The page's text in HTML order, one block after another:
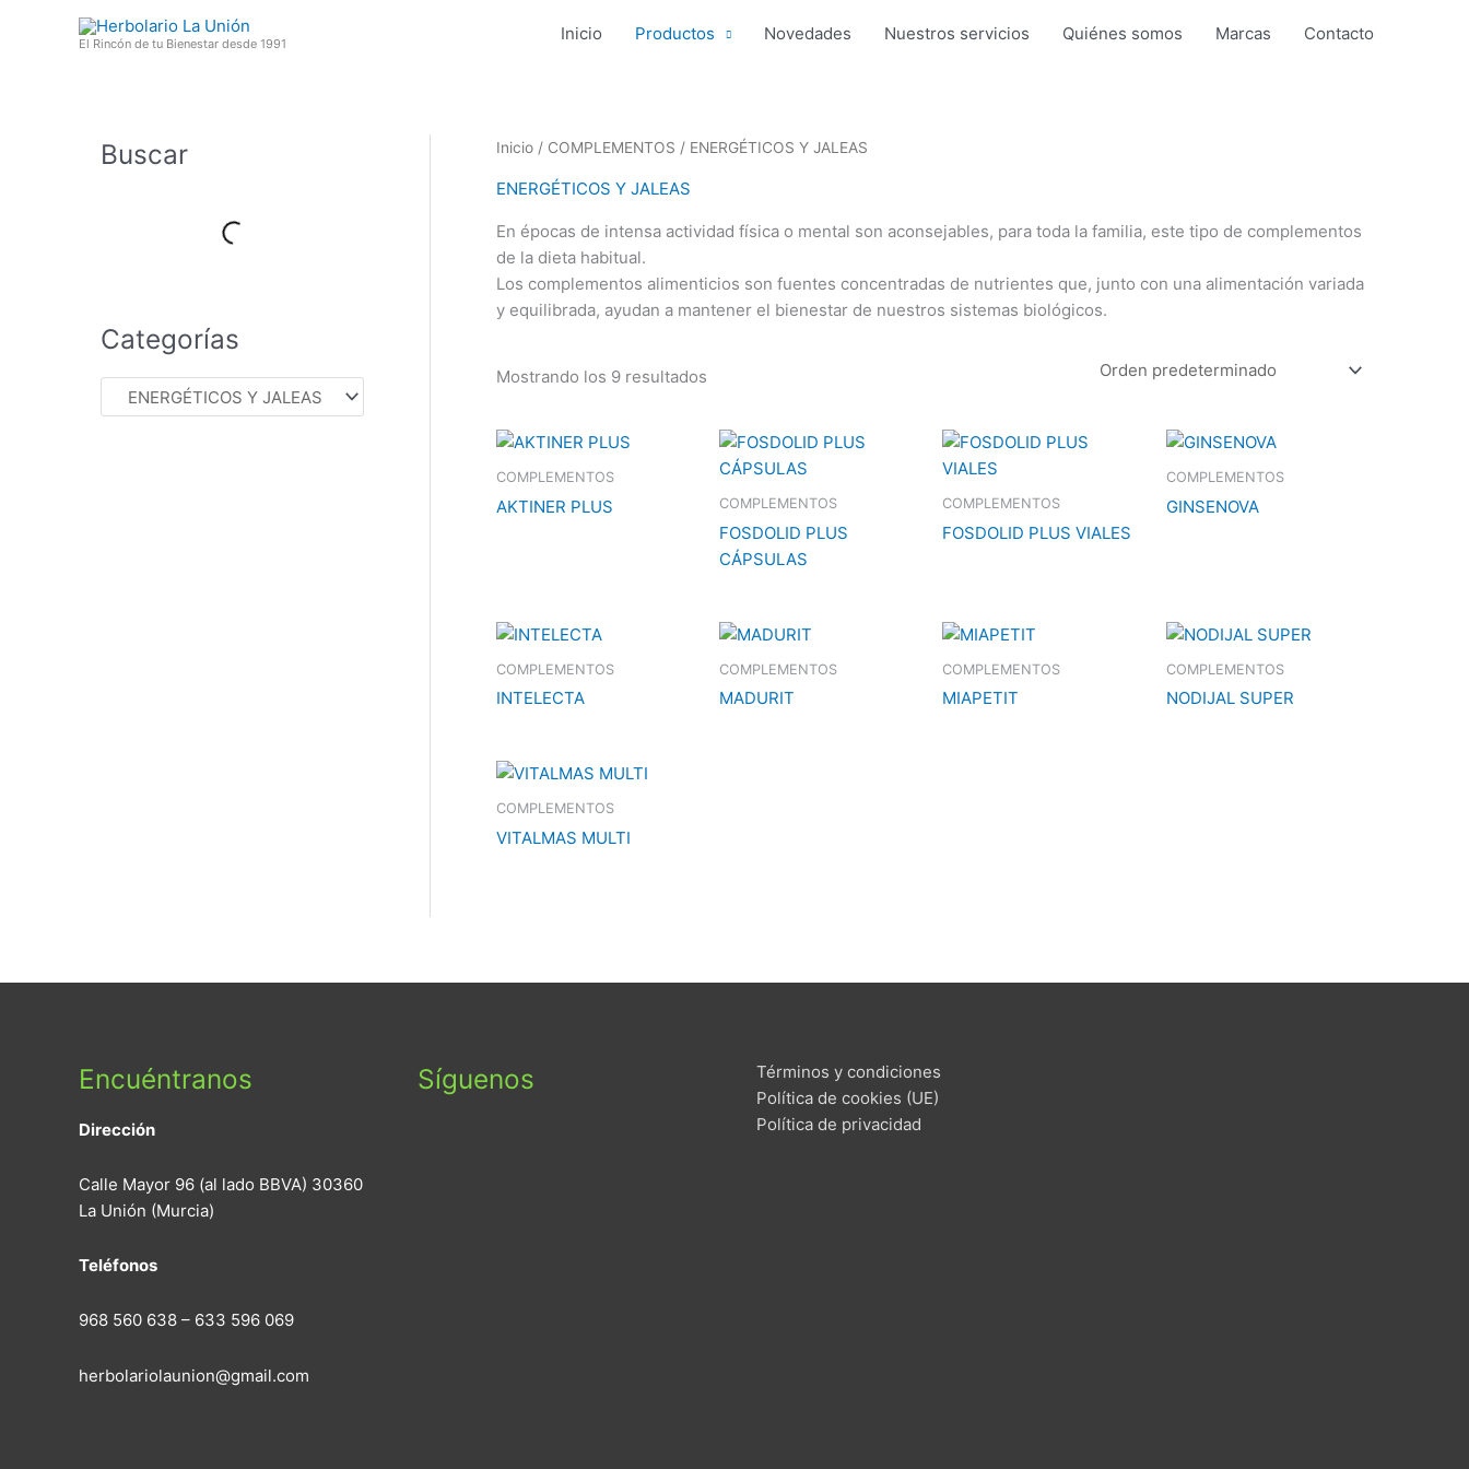
El Rincón de tu Bienestar desde 1991 Inicio Productos Novedades Nuestros servicios Quiénes somos Marcas Contacto
Buscar
Categorías
Inicio/ COMPLEMENTOS / ENERGÉTICOS Y JALEAS
ENERGÉTICOS Y JALEAS
En épocas de intensa actividad física o mental son aconsejables, para toda la familia, este tipo de complementos
de la dieta habitual.
Los complementos alimenticios son fuentes concentradas de nutrientes que, junto con una alimentación variada
y equilibrada, ayudan a mantener el bienestar de nuestros sistemas biológicos.
Mostrando los 9 resultados
COMPLEMENTOS
AKTINER PLUS COMPLEMENTOS
FOSDOLID PLUS
CÁPSULAS
COMPLEMENTOS
FOSDOLID PLUS VIALES
COMPLEMENTOS
GINSENOVA
COMPLEMENTOS
INTELECTA
COMPLEMENTOS
MADURIT
COMPLEMENTOS
MIAPETIT
COMPLEMENTOS
NODIJAL SUPER
COMPLEMENTOS
VITALMAS MULTI
Encuéntranos
Dirección
Calle Mayor 96 (al lado BBVA) 30360
La Unión (Murcia)
Teléfonos
968 560 638 – 633 596 069
herbolariolaunion@gmail.com
Síguenos
Términos y condiciones
Política de cookies (UE)
Política de privacidad